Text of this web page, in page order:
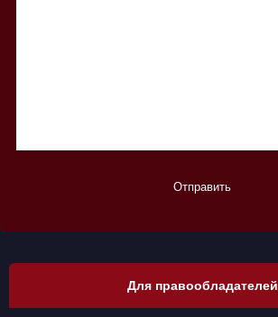
Отправить
Для правообладателей